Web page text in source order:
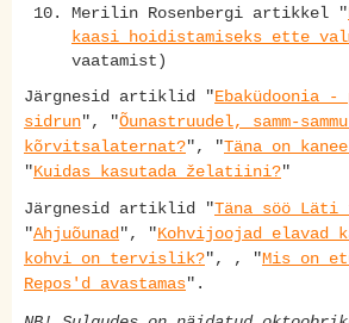
Merilin Rosenbergi artikkel "
kaasi hoidistamiseks ette
vaatamist)
Järgnesid artiklid "Ebaküdoonia -
sidrun", "Õunastruudel, samm-
kõrvitsalaternat?", "Täna on
"Kuidas kasutada želatiini?"
Järgnesid artiklid "Täna söö
"Ahjuõunad ", "Kohvijoojad elavad
kohvi on tervislik?", , "Mis on
Repos'd avastamas".